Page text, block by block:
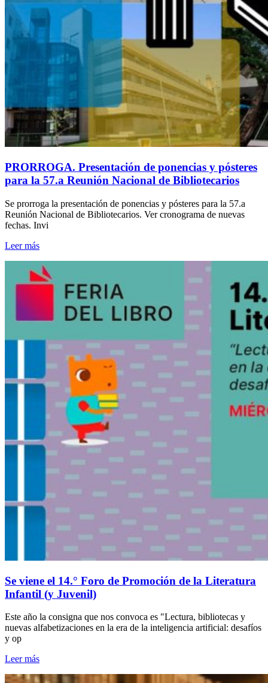
PRORROGA. Presentación de ponencias y pósteres
para la 57.a Reunión Nacional de Bibliotecarios
Se prorroga la presentación de ponencias y pósteres para la 57.a
Reunión Nacional de Bibliotecarios. Ver cronograma de nuevas
fechas. Invi
Leer más
Se viene el 14.° Foro de Promoción de la Literatura
Infantil (y Juvenil)
Este año la consigna que nos convoca es "Lectura, bibliotecas y
nuevas alfabetizaciones en la era de la inteligencia artificial: desafíos
y op
Leer más